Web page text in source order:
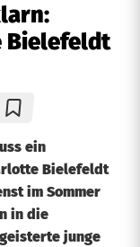
Bielefeldt
ein
Bielefeldt
im Sommer
in die
junge